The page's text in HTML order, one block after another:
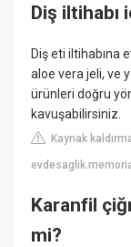
Diş iltihabı
Diş eti iltihabına
aloe vera jeli, ve
ürünleri doğru
kavuşabilirsiniz.
Kaynak
Karanfil
mi?